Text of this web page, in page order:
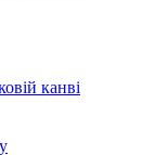
канві